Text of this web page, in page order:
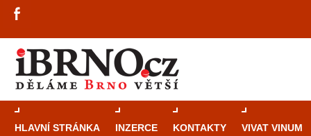
HLAVNÍ STRÁNKA INZERCE KONTAKTY VIVAT VINUM